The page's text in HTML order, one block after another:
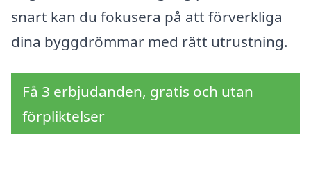
snart kan du fokusera på att förverkliga
dina byggdrömmar med rätt utrustning.
Få 3 erbjudanden, gratis och utan
förpliktelser